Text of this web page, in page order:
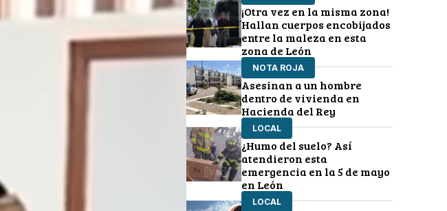
¡Otra vez en la misma zona!
Hallan cuerpos encobijados
entre la maleza en esta
zona de León
NOTA ROJA
Asesinan a un hombre
dentro de vivienda en
Hacienda del Rey
LOCAL
¿Humo del suelo? Así
atendieron esta
emergencia en la 5 de mayo
en León
LOCAL